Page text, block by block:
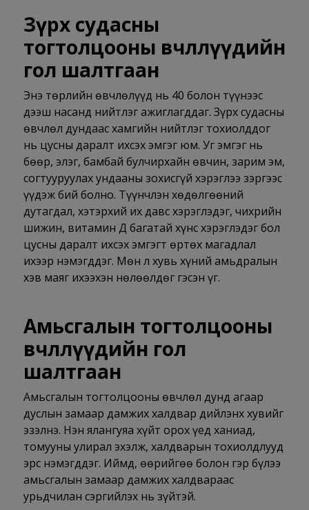
Зүрх судасны
тогтолцооны өвчлөлүүдийн
гол шалтгаан
Энэ төрлийн өвчлөлүүд нь 40 болон түүнээс
дээш насанд нийтлэг ажиглагддаг. Зүрх судасны
өвчлөл дундаас хамгийн нийтлэг тохиолддог
нь цусны даралт ихсэх эмгэг юм. Уг эмгэг нь
бөөр, элэг, бамбай булчирхайн өвчин, зарим эм,
согтууруулах ундааны зохисгүй хэрэглээ зэргээс
үүдэж бий болно. Түүнчлэн хөдөлгөөний
дутагдал, хэтэрхий их давс хэрэглэдэг, чихрийн
шижин, витамин Д багатай хүнс хэрэглэдэг бол
цусны даралт ихсэх эмгэгт өртөх магадлал
ихээр нэмэгддэг. Мөн л хувь хүний амьдралын
хэв маяг ихээхэн нөлөөлдөг гэсэн үг.
Амьсгалын тогтолцооны
өвчлөлүүдийн гол
шалтгаан
Амьсгалын тогтолцооны өвчлөл дунд агаар
дуслын замаар дамжих халдвар дийлэнх хувийг
эзэлнэ. Нэн ялангуяа хүйт орох үед ханиад,
томууны улирал эхэлж, халдварын тохиолдлууд
эрс нэмэгддэг. Иймд, өөрийгөө болон гэр бүлээ
амьсгалын замаар дамжих халдвараас
урьдчилан сэргийлэх нь зүйтэй.